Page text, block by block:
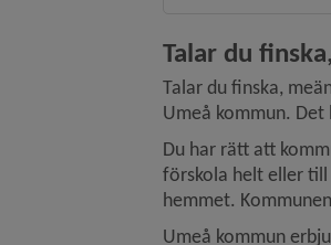
Talar du
Talar du finska,
Umeå kommun.
Du har rätt att
förskola helt eller till
hemmet.
Umeå kommun